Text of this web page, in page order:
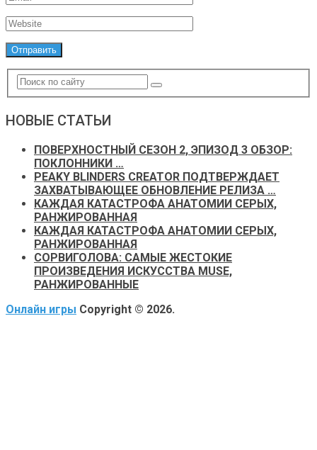
НОВЫЕ СТАТЬИ
ПОВЕРХНОСТНЫЙ СЕЗОН 2, ЭПИЗОД 3 ОБЗОР:
ПОКЛОННИКИ …
PEAKY BLINDERS CREATOR ПОДТВЕРЖДАЕТ
ЗАХВАТЫВАЮЩЕЕ ОБНОВЛЕНИЕ РЕЛИЗА …
КАЖДАЯ КАТАСТРОФА АНАТОМИИ СЕРЫХ,
РАНЖИРОВАННАЯ
КАЖДАЯ КАТАСТРОФА АНАТОМИИ СЕРЫХ,
РАНЖИРОВАННАЯ
СОРВИГОЛОВА: САМЫЕ ЖЕСТОКИЕ
ПРОИЗВЕДЕНИЯ ИСКУССТВА MUSE,
РАНЖИРОВАННЫЕ
Онлайн игры Copyright © 2026.